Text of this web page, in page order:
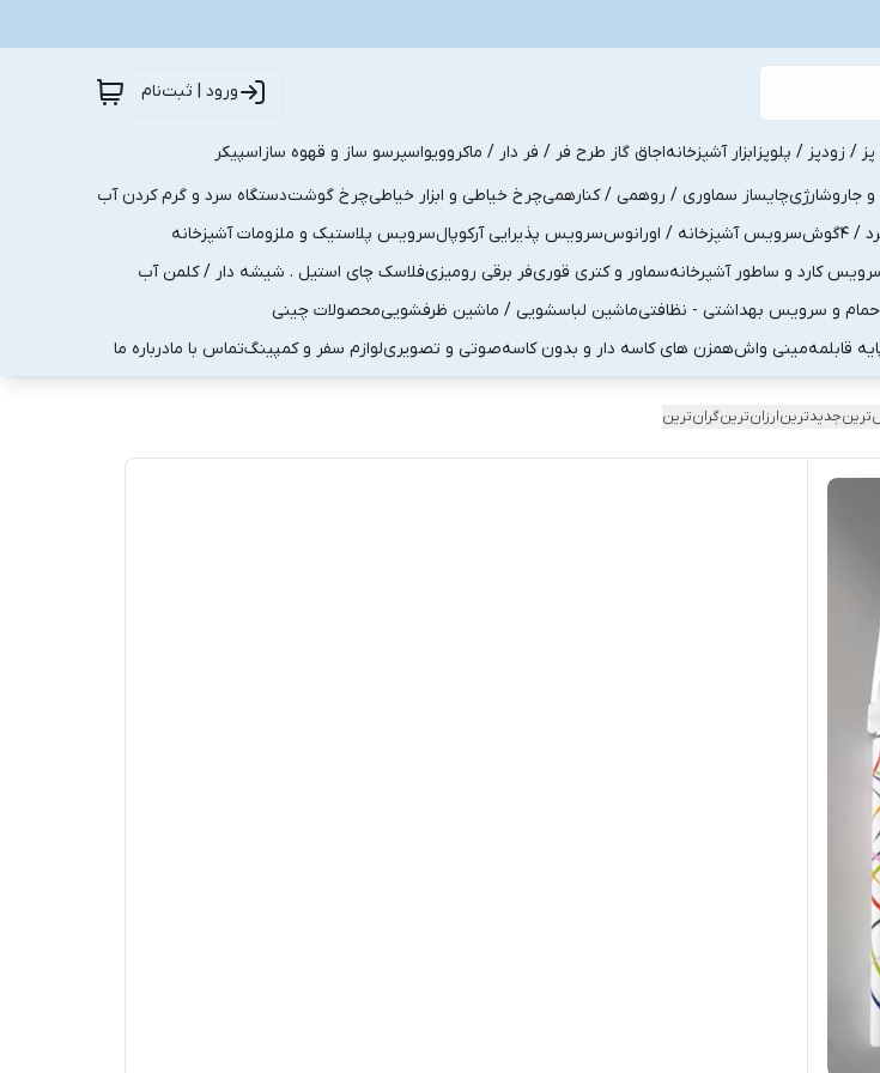
ورود | ثبت‌نام
پز / زودپز / پلوپزابزار آشپزخانهاجاق گاز طرح فر / فر دار / ماکروویواسپرسو ساز و قهوه سازاسپیکر
و جاروشارژیچایساز سماوری / روهمی / کنارهمیچرخ خیاطی و ابزار خیاطیچرخ گوشتدستگاه سرد و گرم کردن آب
سرویس آشپزخانه / اورانوسسرویس پذیرایی آرکوپالسرویس پلاستیک و ملزومات آشپزخانه
کارد و ساطور آشپرخانهسماور و کتری قوریفر برقی رومیزیفلاسک چای استیل . شیشه دار / کلمن آب
حمام و سرویس بهداشتی - نظافتیماشین لباسشویی / ماشین ظرفشوییمحصولات چینی
قابلمهمینی واشهمزن های کاسه دار و بدون کاسهصوتی و تصویریلوازم سفر و کمپینگتماس با مادرباره ما
جدیدترینارزان‌ترینگران‌ترین